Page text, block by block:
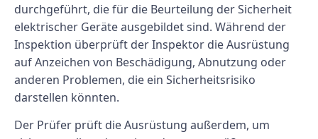
durchgeführt, die für die Beurteilung der Sicherheit
elektrischer Geräte ausgebildet sind. Während der
Inspektion überprüft der Inspektor die Ausrüstung
auf Anzeichen von Beschädigung, Abnutzung oder
anderen Problemen, die ein Sicherheitsrisiko
darstellen könnten.
Der Prüfer prüft die Ausrüstung außerdem, um